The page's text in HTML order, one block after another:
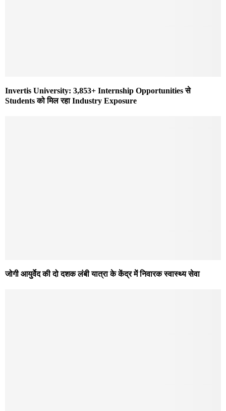
Invertis University: 3,853+ Internship Opportunities से
Students को मिल रहा Industry Exposure
जोगी आयुर्वेद की दो दशक लंबी यात्रा के केंद्र में निवारक स्वास्थ्य सेवा